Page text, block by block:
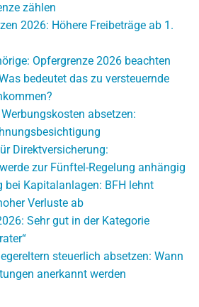
zählen
2026: Höhere Freibeträge ab 1.
Opfergrenze 2026 beachten
bedeutet das zu versteuernde
absetzen:
Direktversicherung:
zur Fünftel-Regelung anhängig
bei Kapitalanlagen: BFH lehnt
Verluste ab
Sehr gut in der Kategorie
steuerlich absetzen: Wann
anerkannt werden